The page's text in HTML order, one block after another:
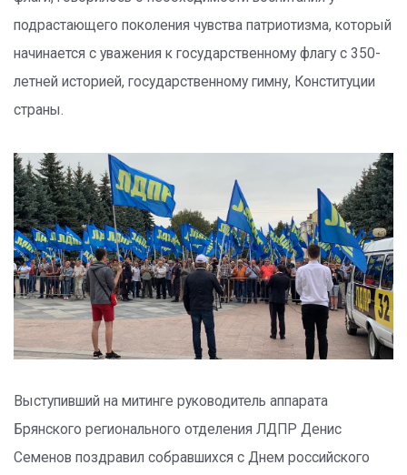
подрастающего поколения чувства патриотизма, который
начинается с уважения к государственному флагу с 350-
летней историей, государственному гимну, Конституции
страны.
Выступивший на митинге руководитель аппарата
Брянского регионального отделения ЛДПР Денис
Семенов поздравил собравшихся с Днем российского